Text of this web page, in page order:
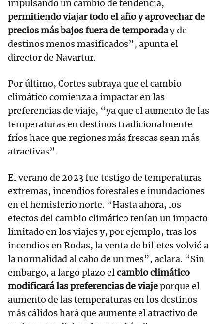
impulsando un cambio de tendencia,
permitiendo viajar todo el año y aprovechar de
precios más bajos fuera de temporaday de
destinos menos masificados”, apunta el
director de Navartur.
Por último, Cortes subraya que el cambio
climático comienza a impactar en las
preferencias de viaje, “ya que el aumento de las
temperaturas en destinos tradicionalmente
fríos hace que regiones más frescas sean más
atractivas”.
El verano de 2023 fue testigo de temperaturas
extremas, incendios forestales e inundaciones
en el hemisferio norte. “Hasta ahora, los
efectos del cambio climático tenían un impacto
limitado en los viajes y, por ejemplo, tras los
incendios en Rodas, la venta de billetes volvió a
la normalidad al cabo de un mes”, aclara. “Sin
embargo, a largo plazo elcambio climático
modificará las preferencias de viajeporque el
aumento de las temperaturas en los destinos
más cálidos hará que aumente el atractivo de